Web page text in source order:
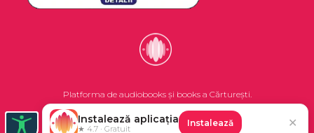
Platforma de audiobooks și books a Cărturești.
©2026 Nemo EPG SRL. Toate drepturile rezervate.
Instalează aplicația
★ 4.7 · Gratuit
Instalează ✕